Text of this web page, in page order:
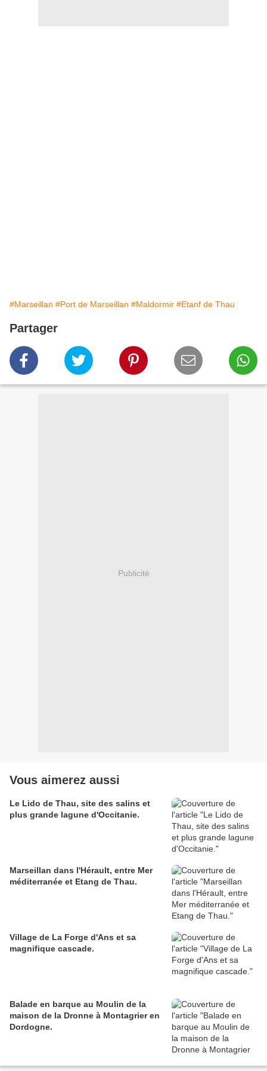
#Marseillan #Port de Marseillan #Maldormir #Etanf de Thau
Partager
Publicité
Vous aimerez aussi
Le Lido de Thau, site des salins et
plus grande lagune d'Occitanie.
Marseillan dans l'Hérault, entre Mer
méditerranée et Etang de Thau.
Village de La Forge d'Ans et sa
magnifique cascade.
Balade en barque au Moulin de la
maison de la Dronne à Montagrier en
Dordogne.